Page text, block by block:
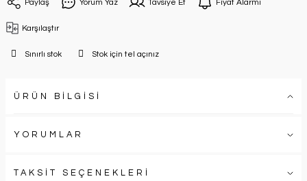
Paylaş Yorum Yaz Tavsiye Et Fiyat Alarmı
Karşılaştır
Sınırlı stok Stok için tel açınız
ÜRÜN BİLGİSİ
YORUMLAR
TAKSİT SEÇENEKLERİ